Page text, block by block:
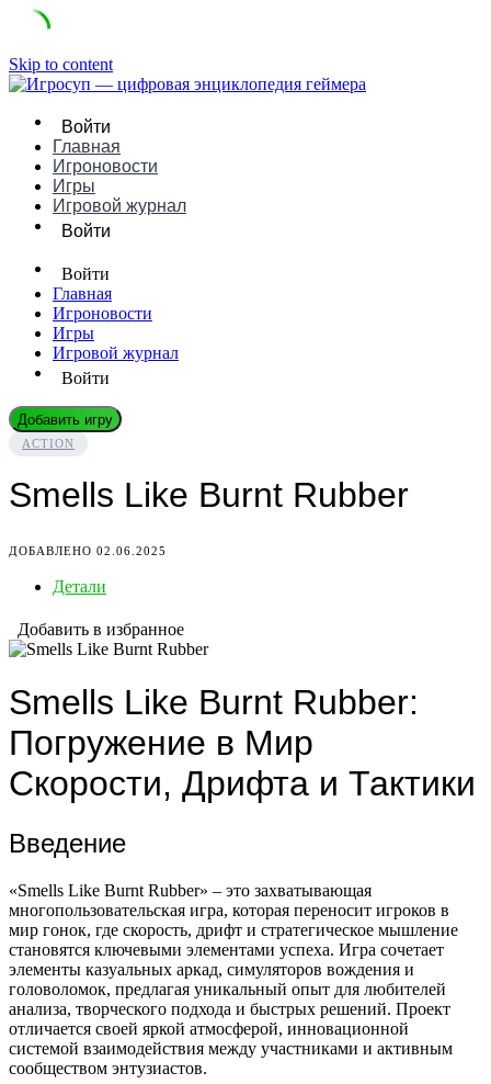
Skip to content
Войти
Главная
Игроновости
Игры
Игровой журнал
Войти
Войти
Главная
Игроновости
Игры
Игровой журнал
Войти
Добавить игру
ACTION
Smells Like Burnt Rubber
ДОБАВЛЕНО 02.06.2025
Детали
Добавить в избранное
Smells Like Burnt Rubber:
Погружение в Мир
Скорости, Дрифта и Тактики
Введение
«Smells Like Burnt Rubber» – это захватывающая
многопользовательская игра, которая переносит игроков в
мир гонок, где скорость, дрифт и стратегическое мышление
становятся ключевыми элементами успеха. Игра сочетает
элементы казуальных аркад, симуляторов вождения и
головоломок, предлагая уникальный опыт для любителей
анализа, творческого подхода и быстрых решений. Проект
отличается своей яркой атмосферой, инновационной
системой взаимодействия между участниками и активным
сообществом энтузиастов.